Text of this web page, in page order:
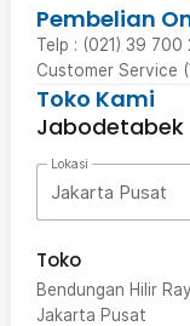
Pembelian
Telp : (021) 39 700
Customer Service
Toko Kami
Jabodetabek
Lokasi
Jakarta Pusat
Toko
Bendungan Hilir
Jakarta Pusat